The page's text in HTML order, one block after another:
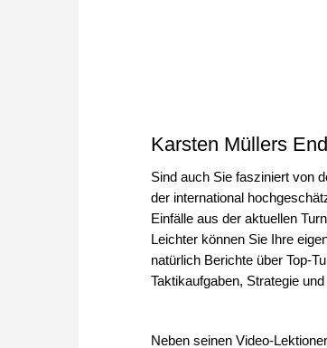
Karsten Müllers
Sind auch Sie fasziniert von
der international
Einfälle aus der aktuellen
Leichter können Sie Ihre
natürlich Berichte über Top-
Taktikaufgaben, Strategie
Neben seinen Video-